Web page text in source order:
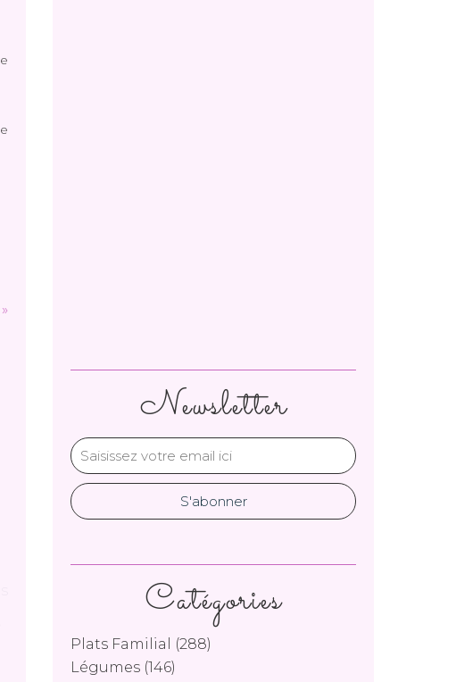
Newsletter
Catégories
Plats Familial
(288)
Légumes (146)